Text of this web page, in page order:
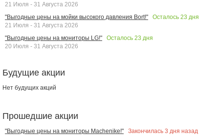
21 Июля - 31 Августа 2026
"Выгодные цены на мойки высокого давления Bort!"
Осталось 23 дня
21 Июля - 31 Августа 2026
"Выгодные цены на мониторы LG!"
Осталось 23 дня
20 Июля - 31 Августа 2026
Будущие акции
Нет будущих акций
Прошедшие акции
"Выгодные цены на мониторы Machenike!" Закончилась 3 дня назад